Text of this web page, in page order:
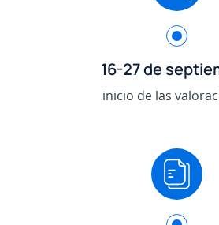
16-27 de
inicio de las